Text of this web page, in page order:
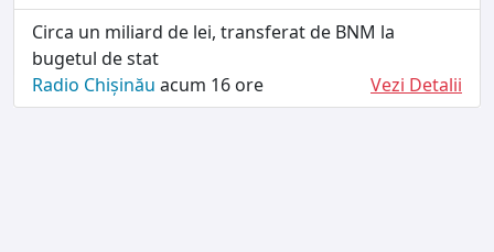
Circa un miliard de lei, transferat de BNM la
bugetul de stat
Radio Chișinău acum 16 ore Vezi Detalii